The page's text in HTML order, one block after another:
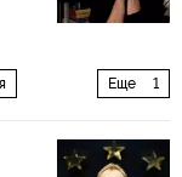
Еще 1